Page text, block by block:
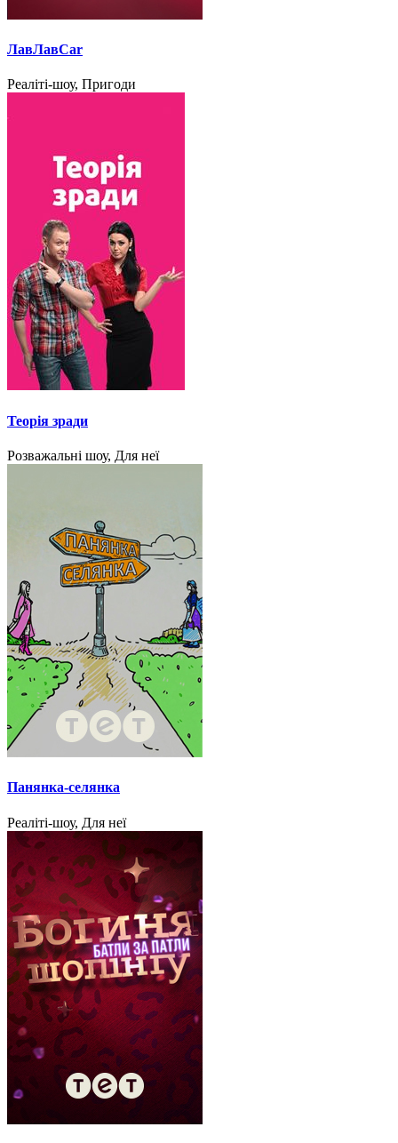
ЛавЛавCar
Реаліті-шоу, Пригоди
Теорія зради
Розважальні шоу, Для неї
Панянка-селянка
Реаліті-шоу, Для неї